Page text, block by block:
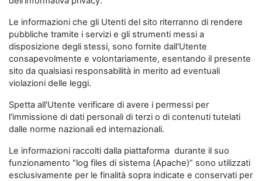
Le informazioni che gli Utenti del sito riterranno di rendere
pubbliche tramite i servizi e gli strumenti messi a
disposizione degli stessi, sono fornite dall'Utente
consapevolmente e volontariamente, esentando il presente
sito da qualsiasi responsabilità in merito ad eventuali
violazioni delle leggi.
Spetta all'Utente verificare di avere i permessi per
l'immissione di dati personali di terzi o di contenuti tutelati
dalle norme nazionali ed internazionali.
Le informazioni raccolti dalla piattaforma durante il suo
funzionamento “log files di sistema (Apache)” sono utilizzati
esclusivamente per le finalità sopra indicate e conservati per